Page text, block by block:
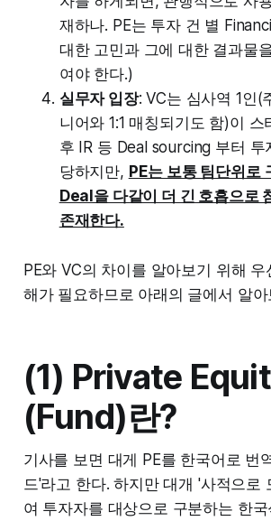
재하나. PE는 투자 건 별
대한 고민과 그에 대한 결과물
여야 한다.)
실무자 입장: VC는 심사역 1인(
니어와 1:1 매칭되기도 함)이 스
후 IR 등 Deal sourcing 부터 투
당하지만, PE는 보통 팀단위로
Deal을 다같이 더 긴 호흡으로
존재한다.
PE와 VC의 차이를 알아보기 위해 우
해가 필요하므로 아래의 글에서 알아
(1) Private
(Fund)란?
기사를 보면 대게 PE를 한국어로 번
드'라고 한다. 하지만 대개 '사적으로
여 투자자를 대상으로 구분하는 한